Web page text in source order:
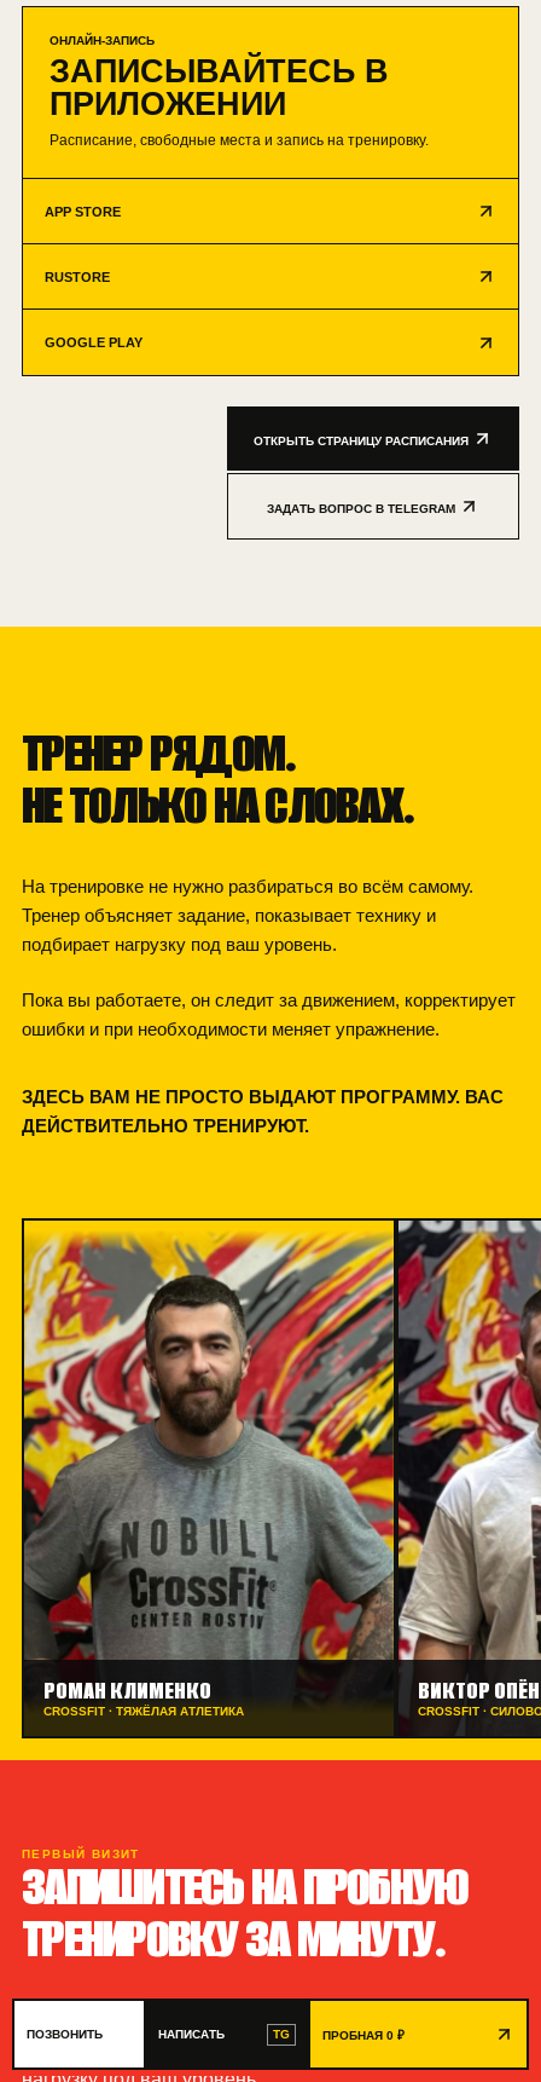
ОНЛАЙН-ЗАПИСЬ
ЗАПИСЫВАЙТЕСЬ В
ПРИЛОЖЕНИИ
Расписание, свободные места и запись на тренировку.
APP STORE
RUSTORE
GOOGLE PLAY
ОТКРЫТЬ СТРАНИЦУ РАСПИСАНИЯ
ЗАДАТЬ ВОПРОС В TELEGRAM
ТРЕНЕР РЯДОМ.
НЕ ТОЛЬКО НА СЛОВАХ.
На тренировке не нужно разбираться во всём самому.
Тренер объясняет задание, показывает технику и
подбирает нагрузку под ваш уровень.
Пока вы работаете, он следит за движением, корректирует
ошибки и при необходимости меняет упражнение.
ЗДЕСЬ ВАМ НЕ ПРОСТО ВЫДАЮТ ПРОГРАММУ. ВАС
ДЕЙСТВИТЕЛЬНО ТРЕНИРУЮТ.
РОМАН КЛИМЕНКО
CROSSFIT · ТЯЖЁЛАЯ АТЛЕТИКА
ВИКТОР
CROSSFIT ·
ПЕРВЫЙ ВИЗИТ
ЗАПИШИТЕСЬ НА ПРОБНУЮ
ТРЕНИРОВКУ ЗА МИНУТУ.
На тренировке тренер покажет движения и подстроит
ПОЗВОНИТЬ НАПИСАТЬ TG ПРОБНАЯ 0 ₽